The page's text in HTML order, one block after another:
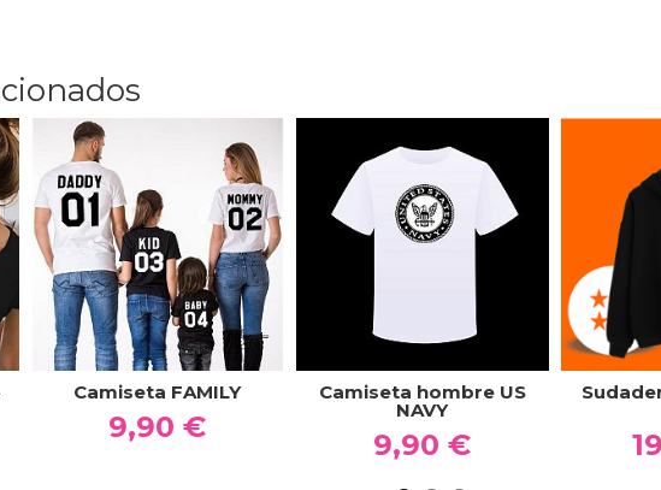
Camiseta FAMILY
9,90 €
Camiseta hombre US
NAVY
9,90 €